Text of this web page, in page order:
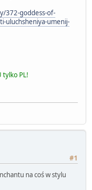
372-goddess-of-
uluchsheniya-umenij-
tylko PL!
#1
na coś w stylu